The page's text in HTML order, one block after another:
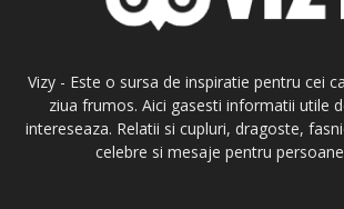
Vizy - Este o sursa de inspiratie pentru cei
ziua frumos. Aici gasesti informatii utile
intereseaza. Relatii si cupluri, dragoste,
celebre si mesaje pentru